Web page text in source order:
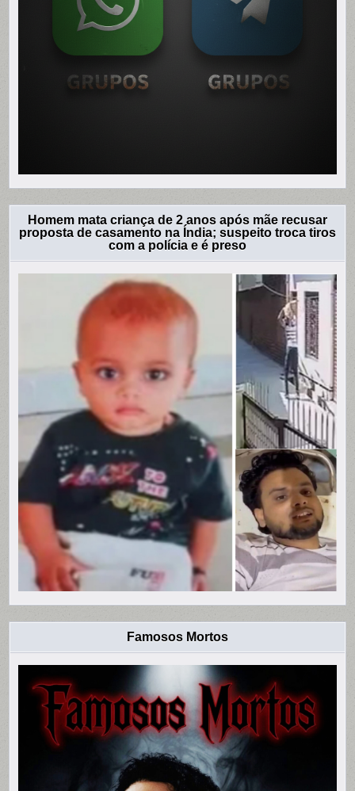
Homem mata criança de 2 anos após mãe recusar
proposta de casamento na Índia; suspeito troca tiros
com a polícia e é preso
Famosos Mortos